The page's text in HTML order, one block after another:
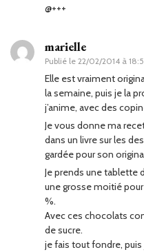
@+++
marielle
Publié le 22/02/2014 à
Elle est vraiment
la semaine, puis je la
j’anime, avec des
Je vous donne ma
dans un livre sur les
gardée pour son
Je prends une tablette
une grosse moitié
%.
Avec ces chocolats
de sucre.
je fais tout fondre,